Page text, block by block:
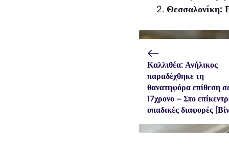
Θεσσαλονίκη:
Καλλιθέα: Ανήλικος
παραδέχθηκε τη
θανατηφόρα επίθεση
17χρονο – Στο
οπαδικές διαφορές